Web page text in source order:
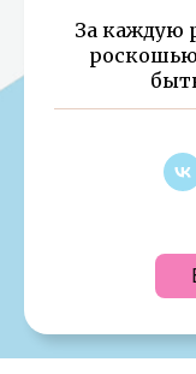
За каждую
роскошью